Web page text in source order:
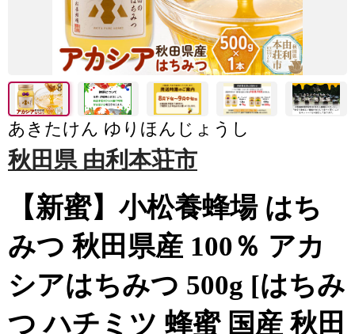
あきたけん ゆりほんじょうし
秋田県 由利本荘市
【新蜜】小松養蜂場 はち
みつ 秋田県産 100％ アカ
シアはちみつ 500g [はちみ
つ ハチミツ 蜂蜜 国産 秋田